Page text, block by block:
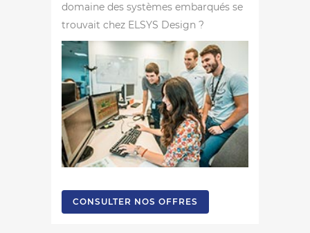
domaine des systèmes embarqués se
trouvait chez ELSYS Design ?
CONSULTER NOS OFFRES